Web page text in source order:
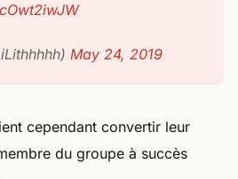
May 24, 2019
cependant convertir leur
du groupe à succès